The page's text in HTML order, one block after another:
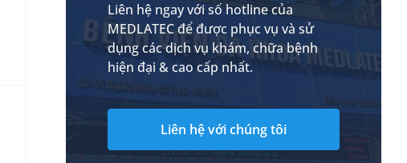
Liên hệ ngay với số hotline của
MEDLATEC để được phục vụ và sử
dụng các dịch vụ khám, chữa bệnh
hiện đại & cao cấp nhất.
Liên hệ với chúng tôi